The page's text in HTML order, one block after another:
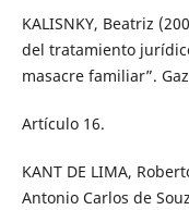
KALISNKY, Beatriz
del tratamiento
masacre familiar”.
Artículo 16.
KANT DE LIMA,
Antonio Carlos de